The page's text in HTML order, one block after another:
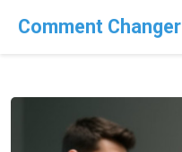
Comment Changer